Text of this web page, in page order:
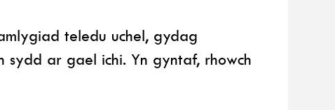
teledu uchel, gydag
ar gael ichi. Yn gyntaf, rhowch